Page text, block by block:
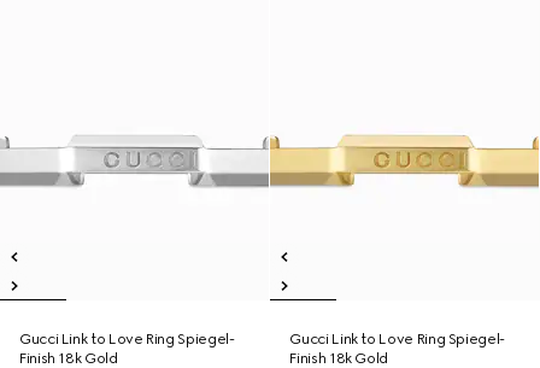
Gucci Link to Love Ring Spiegel-
Finish 18k Gold
Gucci Link to Love Ring Spiegel-
Finish 18k Gold